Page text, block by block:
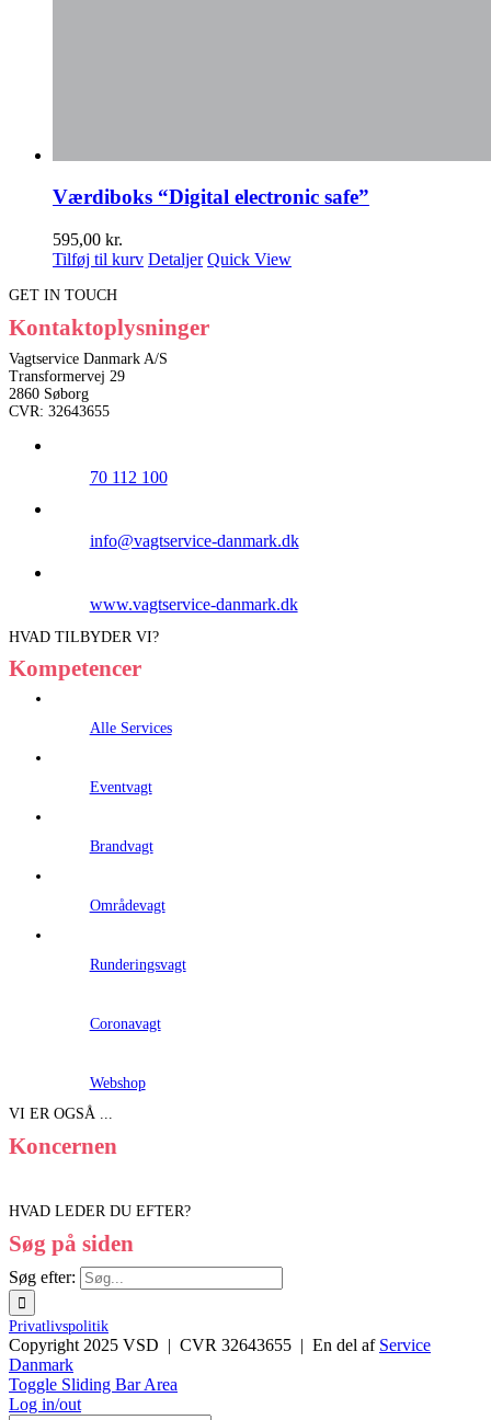
Værdiboks “Digital electronic safe”
595,00 kr.
Tilføj til kurv Detaljer Quick View
GET IN TOUCH
Kontaktoplysninger
Vagtservice Danmark A/S
Transformervej 29
2860 Søborg
CVR: 32643655
70 112 100
info@vagtservice-danmark.dk
www.vagtservice-danmark.dk
HVAD TILBYDER VI?
Kompetencer
Alle Services
Eventvagt
Brandvagt
Områdevagt
Runderingsvagt
Coronavagt
Webshop
VI ER OGSÅ ...
Koncernen
HVAD LEDER DU EFTER?
Søg på siden
Søg efter:
Privatlivspolitik
Copyright 2025 VSD | CVR 32643655 | En del af Service
Danmark
Toggle Sliding Bar Area
Log in/out